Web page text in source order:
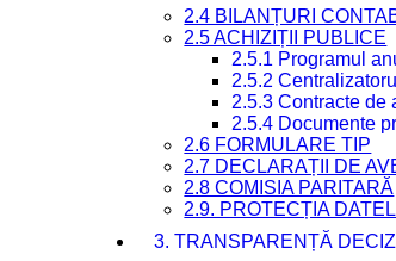
2.4 BILANȚURI
2.5 ACHIZIȚII PUBLICE
2.5.1 Programul
2.5.2
2.5.3 Contracte de
2.5.4 Documente
2.6 FORMULARE TIP
2.7 DECLARAȚII DE
2.8 COMISIA PARITARĂ
2.9. PROTECȚIA
3. TRANSPARENȚĂ